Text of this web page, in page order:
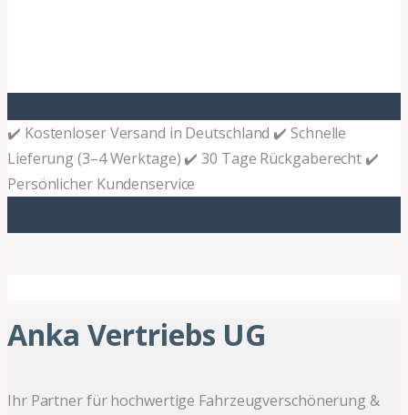
✔️ Kostenloser Versand in Deutschland ✔️ Schnelle
Lieferung (3–4 Werktage) ✔️ 30 Tage Rückgaberecht ✔️
Persönlicher Kundenservice
Anka Vertriebs UG
Ihr Partner für hochwertige Fahrzeugverschönerung &